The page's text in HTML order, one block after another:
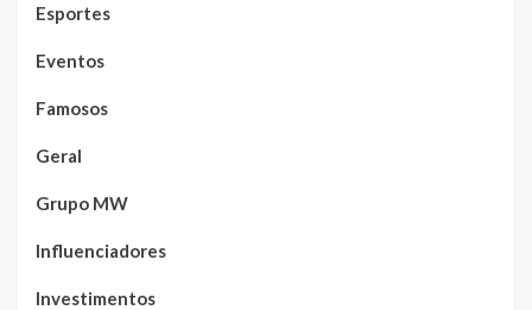
Esportes
Eventos
Famosos
Geral
Grupo MW
Influenciadores
Investimentos